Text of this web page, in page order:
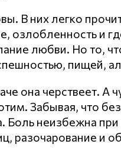
В них легко
озлобленность и
любви. Но то,
пищей,
она черствеет. А
Забывая, что
Боль неизбежна
разочарование и